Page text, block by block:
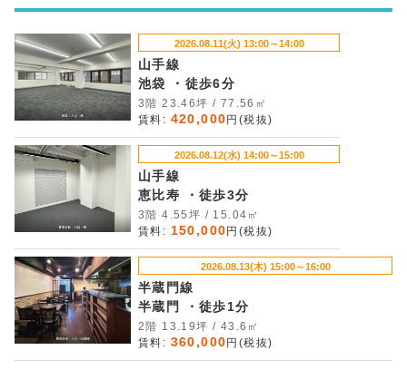
2026.08.11(火) 13:00～14:00
山手線
池袋 ・徒歩6分
3階 23.46坪 / 77.56㎡
賃料: 420,000 円(税抜)
2026.08.12(水) 14:00～15:00
山手線
恵比寿 ・徒歩3分
3階 4.55坪 / 15.04㎡
賃料: 150,000 円(税抜)
2026.08.13(木) 15:00～16:00
半蔵門線
半蔵門 ・徒歩1分
2階 13.19坪 / 43.6㎡
賃料: 360,000 円(税抜)